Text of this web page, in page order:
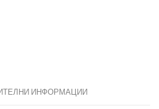
ИНФОРМАЦИИ